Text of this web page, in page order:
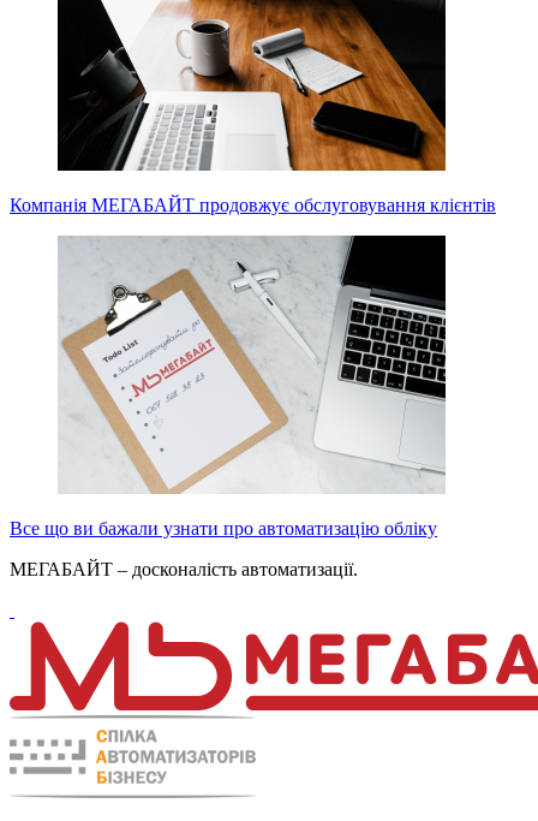
Компанія МЕГАБАЙТ продовжує обслуговування клієнтів
Все що ви бажали узнати про автоматизацію обліку
МЕГАБАЙТ – досконалість автоматизації.